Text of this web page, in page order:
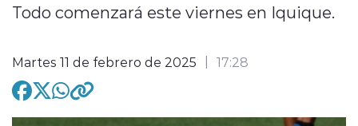
Todo comenzará este viernes en Iquique.
Martes 11 de febrero de 2025 17:28